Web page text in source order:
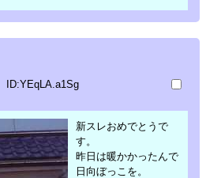
ID:YEqLA.a1Sg
新スレおめでとうで
す。
昨日は暖かかったんで
日向ぼっこを。